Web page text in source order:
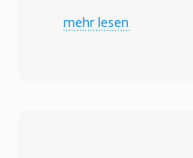
eigenständige
mehr lesen